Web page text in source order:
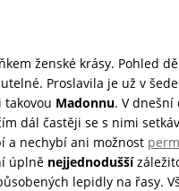
ženské krásy. Pohled
Proslavila je už v
Madonnu. V dnešní
dál častěji se s nimi
a nechybí ani možnost
úplně nejjednodušší
lepidly na řasy.